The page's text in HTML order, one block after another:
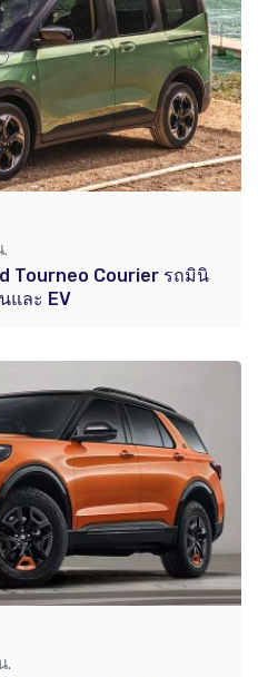
Tourneo Courier รถมินิ
และ EV
.